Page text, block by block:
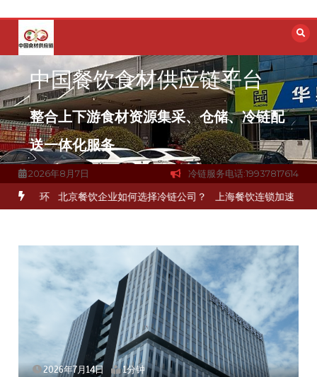
容
中国餐饮食材供应链平台
整合上下游食材资源集采、仓储、冷链配
送一体化服务
2026年8月7日 冷链服务电话:19937817614
环 北京餐饮企业如何选择冷链公司？ 上海餐饮连锁加速，冷链配
2026年7月14日 1分钟